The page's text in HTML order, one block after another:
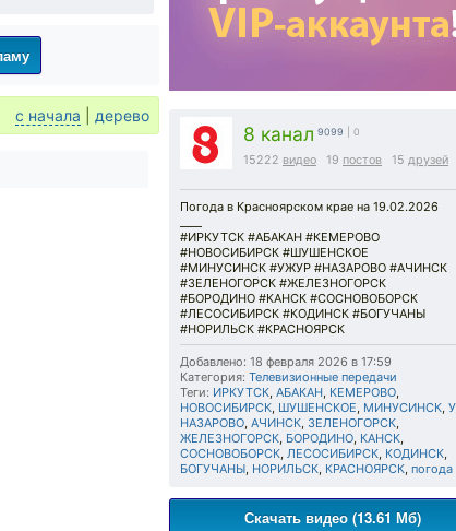
8 канал 9099 | 0
15222 видео 19 постов 15 друзей
Погода в Красноярском крае на 19.02.2026
#ИРКУТСК #АБАКАН #КЕМЕРОВО
#НОВОСИБИРСК #ШУШЕНСКОЕ
#МИНУСИНСК #УЖУР #НАЗАРОВО #АЧИНСК
#ЗЕЛЕНОГОРСК #ЖЕЛЕЗНОГОРСК
#БОРОДИНО #КАНСК #СОСНОВОБОРСК
#ЛЕСОСИБИРСК #КОДИНСК #БОГУЧАНЫ
#НОРИЛЬСК #КРАСНОЯРСК
Добавлено: 18 февраля 2026 в 17:59
Категория: Телевизионные передачи
Теги: ИРКУТСК, АБАКАН, КЕМЕРОВО,
НОВОСИБИРСК, ШУШЕНСКОЕ, МИНУСИНСК,
НАЗАРОВО, АЧИНСК, ЗЕЛЕНОГОРСК,
ЖЕЛЕЗНОГОРСК, БОРОДИНО, КАНСК,
СОСНОВОБОРСК, ЛЕСОСИБИРСК, КОДИНСК,
БОГУЧАНЫ, НОРИЛЬСК, КРАСНОЯРСК, погода
Скачать видео (13.61 Мб)
с начала дерево